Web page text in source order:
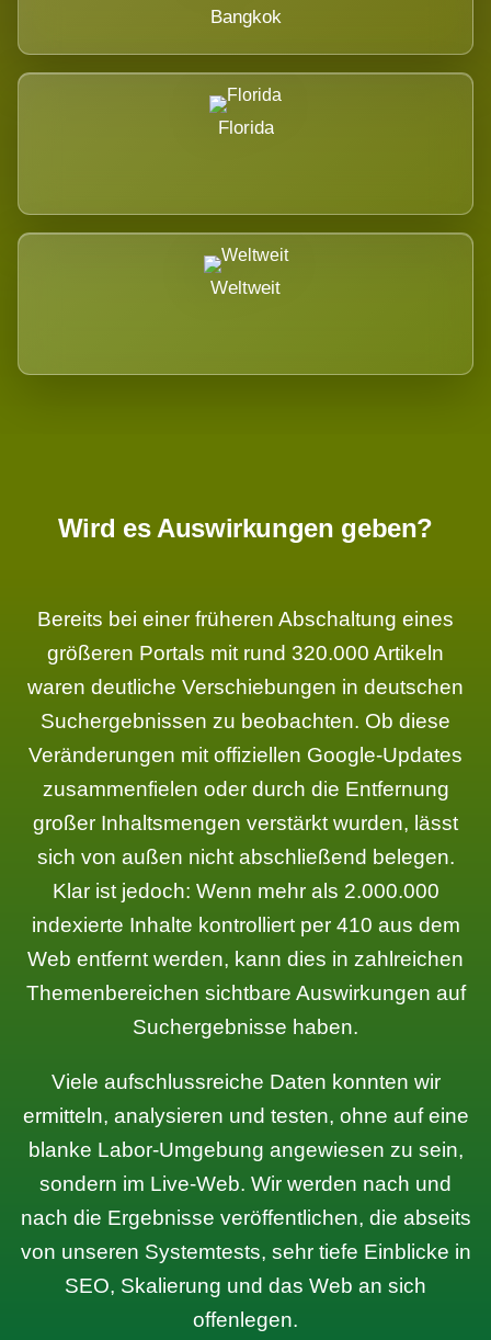
Bangkok
Florida
Weltweit
Wird es Auswirkungen geben?
Bereits bei einer früheren Abschaltung eines
größeren Portals mit rund 320.000 Artikeln
waren deutliche Verschiebungen in deutschen
Suchergebnissen zu beobachten. Ob diese
Veränderungen mit offiziellen Google-Updates
zusammenfielen oder durch die Entfernung
großer Inhaltsmengen verstärkt wurden, lässt
sich von außen nicht abschließend belegen.
Klar ist jedoch: Wenn mehr als 2.000.000
indexierte Inhalte kontrolliert per 410 aus dem
Web entfernt werden, kann dies in zahlreichen
Themenbereichen sichtbare Auswirkungen auf
Suchergebnisse haben.
Viele aufschlussreiche Daten konnten wir
ermitteln, analysieren und testen, ohne auf eine
blanke Labor-Umgebung angewiesen zu sein,
sondern im Live-Web. Wir werden nach und
nach die Ergebnisse veröffentlichen, die abseits
von unseren Systemtests, sehr tiefe Einblicke in
SEO, Skalierung und das Web an sich
offenlegen.